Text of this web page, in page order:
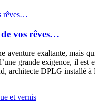
vos rêves…
aventure exaltante, mais
grande exigence, il
architecte DPLG installé à